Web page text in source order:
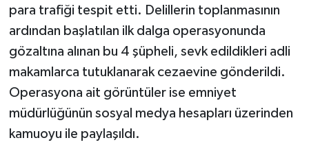
para trafiği tespit etti. Delillerin toplanmasının
ardından başlatılan ilk dalga operasyonunda
gözaltına alınan bu 4 şüpheli, sevk edildikleri adli
makamlarca tutuklanarak cezaevine gönderildi.
Operasyona ait görüntüler ise emniyet
müdürlüğünün sosyal medya hesapları üzerinden
kamuoyu ile paylaşıldı.